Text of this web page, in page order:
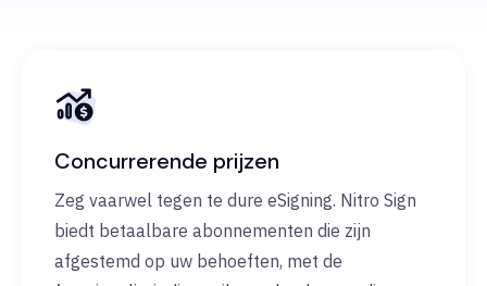
Concurrerende prijzen
Zeg vaarwel tegen te dure eSigning. Nitro Sign
biedt betaalbare abonnementen die zijn
afgestemd op uw behoeften, met de